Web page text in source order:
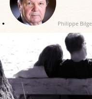
Philippe